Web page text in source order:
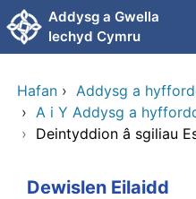
Neidio i'r prif gynnwy
Addysg a Gwella
Iechyd Cymru
Hafan › Addysg a
› A i Y Addysg a
› Deintyddion â sgiliau
Dewislen Eilaidd